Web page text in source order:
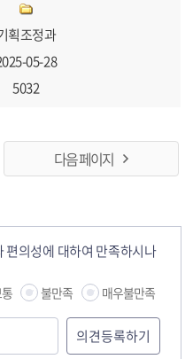
획조정과
05-28
5032
다음 페이지
편의성에 대하여 만족하시나
불만족 매우불만족